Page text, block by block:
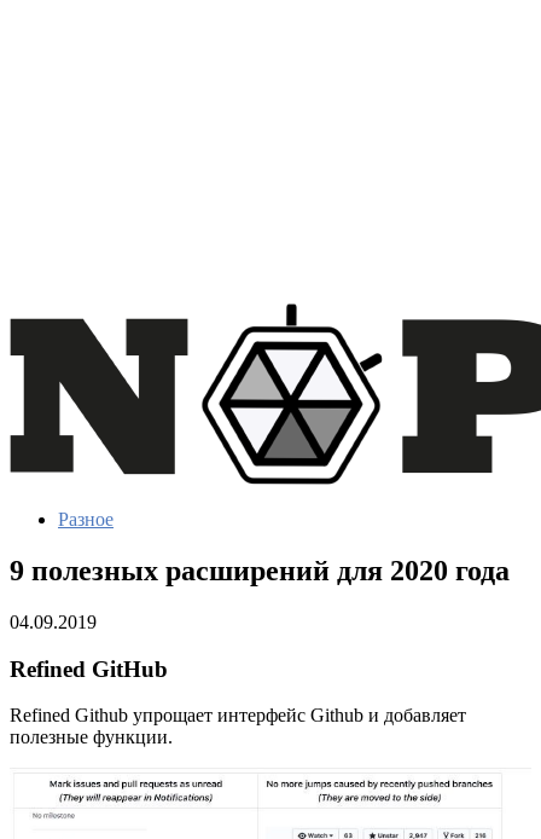
Разное
9 полезных расширений для 2020 года
04.09.2019
Refined GitHub
Refined Github упрощает интерфейс Github и добавляет
полезные функции.